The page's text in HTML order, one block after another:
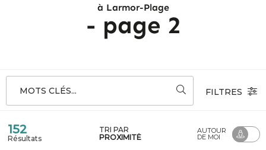
à Larmor-Plage
- page 2
MOTS CLÉS... FILTRES
152
Résultats
TRI PAR
PROXIMITÉ
AUTOUR
DE MOI